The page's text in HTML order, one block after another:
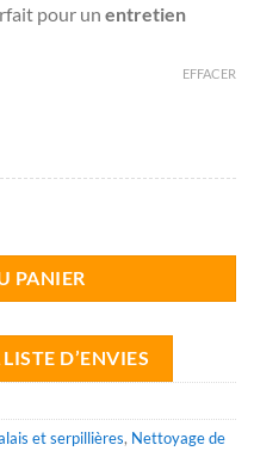
pour un entretien
EFFACER
PANIER
D’ENVIES
et serpillières, Nettoyage de